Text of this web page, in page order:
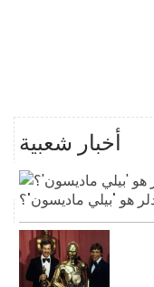
أخبار شعبية
هو 'بيلي ماديسون'؟